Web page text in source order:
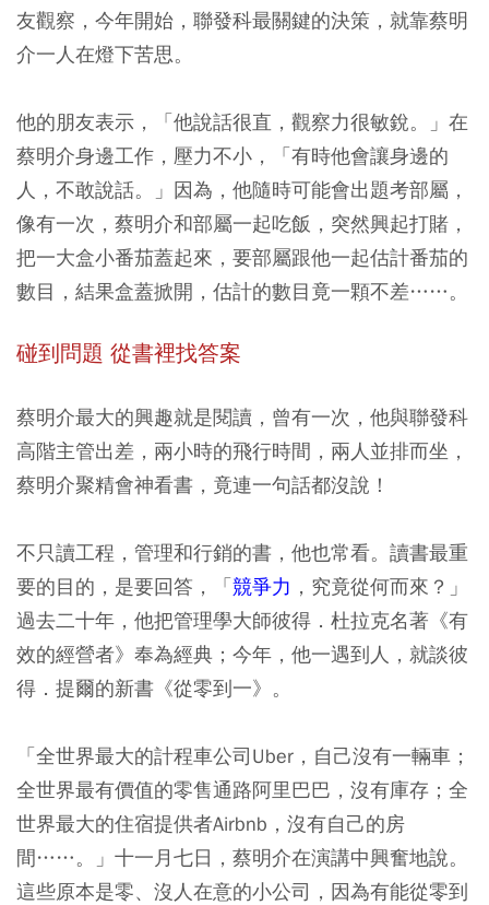
友觀察，今年開始，聯發科最關鍵的決策，就靠蔡明
介一人在燈下苦思。
他的朋友表示，「他說話很直，觀察力很敏銳。」在
蔡明介身邊工作，壓力不小，「有時他會讓身邊的
人，不敢說話。」因為，他隨時可能會出題考部屬，
像有一次，蔡明介和部屬一起吃飯，突然興起打賭，
把一大盒小番茄蓋起來，要部屬跟他一起估計番茄的
數目，結果盒蓋掀開，估計的數目竟一顆不差……。
碰到問題 從書裡找答案
蔡明介最大的興趣就是閱讀，曾有一次，他與聯發科
高階主管出差，兩小時的飛行時間，兩人並排而坐，
蔡明介聚精會神看書，竟連一句話都沒說！
不只讀工程，管理和行銷的書，他也常看。讀書最重
要的目的，是要回答，「競爭力 ，究竟從何而來？」
過去二十年，他把管理學大師彼得．杜拉克名著《有
效的經營者》奉為經典；今年，他一遇到人，就談彼
得．提爾的新書《從零到一》。
「全世界最大的計程車公司Uber，自己沒有一輛車；
全世界最有價值的零售通路阿里巴巴，沒有庫存；全
世界最大的住宿提供者Airbnb，沒有自己的房
間……。」十一月七日，蔡明介在演講中興奮地說。
這些原本是零、沒人在意的小公司，因為有能從零到